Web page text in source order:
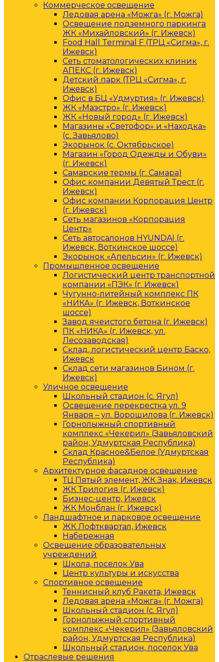
Коммерческое освещение
Ледовая арена «Можга» (г. Можга)
Освещение подземного паркинга
ЖК «Михайловский» (г. Ижевск)
Food Hall Terminal F (ТРЦ «Сигма», г.
Ижевск)
Сеть стоматологических клиник
АПЕКС (г. Ижевск)
Детский парк (ТРЦ «Сигма», г.
Ижевск)
Офис в БЦ «Удмуртия» (г. Ижевск)
ЖК «Маэстро» (г. Ижевск)
ЖК «Новый город» (г. Ижевск)
Магазины «Светофор» и «Находка»
(с. Завьялово)
Экорынок (с. Октябрьское)
Магазин «Город Одежды и Обуви»
(г. Ижевск)
Самарские термы (г. Самара)
Офис компании Девятый Трест (г.
Ижевск)
Офис компании Корпорация Центр
(г. Ижевск)
Сеть магазинов «Корпорация
Центр»
Сеть автосалонов HYUNDAI (г.
Ижевск, Воткинское шоссе)
Экорынок «Апельсин» (г. Ижевск)
Промышленное освещение
Логистический центр транспортной
компании «ПЭК» (г. Ижевск)
Чугунно-литейный комплекс ПК
«НИКА» (г. Ижевск, Воткинское
шоссе)
Завод ячеистого бетона (г. Ижевск)
ПК «НИКА» (г. Ижевск, ул.
Лесозаводская)
Склад, логистический центр Баско,
Ижевск
Склад сети магазинов Бином (г.
Ижевск)
Уличное освещение
Школьный стадион (с. Ягул)
Освещение перекрестка ул. 9
Января – ул. Ворошилова (г. Ижевск)
Горнолыжный спортивный
комплекс «Чекерил» (Завьяловский
район, Удмуртская Республика)
Склад Красное&Белое (Удмуртская
Республика)
Архитектурное фасадное освещение
ТЦ Пятый элемент, ЖК Знак, Ижевск
ЖК Трилогия (г. Ижевск)
Бизнес-центр, Ижевск
ЖК Монблан (г. Ижевск)
Ландшафтное и парковое освещение
ЖК Лофтквартал, Ижевск
Набережная
Освещение образовательных
учреждений
Школа, поселок Ува
Центр культуры и искусства
Спортивное освещение
Теннисный клуб Ракета, Ижевск
Ледовая арена «Можга» (г. Можга)
Школьный стадион (с. Ягул)
Горнолыжный спортивный
комплекс «Чекерил» (Завьяловский
район, Удмуртская Республика)
Школьный стадион, поселок Ува
Отраслевые решения